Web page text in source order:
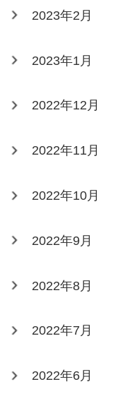
2023年2月
2023年1月
2022年12月
2022年11月
2022年10月
2022年9月
2022年8月
2022年7月
2022年6月